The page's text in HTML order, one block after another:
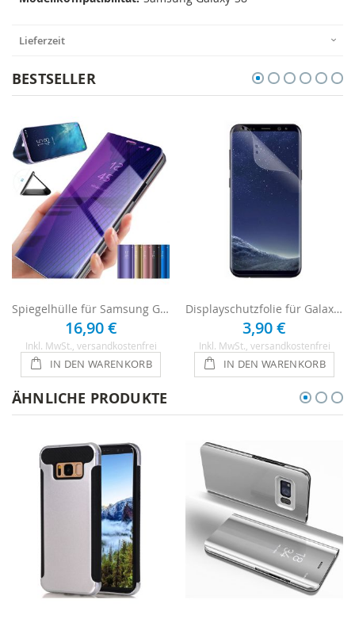
Lieferzeit
BESTSELLER
Spiegelhülle für Samsung Galaxy S8
16,90 €
Inkl. MwSt. , versandkostenfrei
IN DEN WARENKORB
Displayschutzfolie für Galaxy S8 - 1 x Clear
3,90 €
Inkl. MwSt. , versandkostenfrei
IN DEN WARENKORB
ÄHNLICHE PRODUKTE